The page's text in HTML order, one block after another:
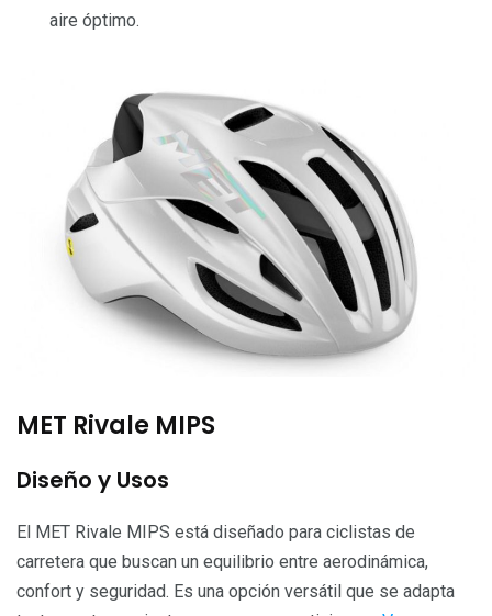
aire óptimo.
MET Rivale MIPS
Diseño y Usos
El MET Rivale MIPS está diseñado para ciclistas de
carretera que buscan un equilibrio entre aerodinámica,
confort y seguridad. Es una opción versátil que se adapta